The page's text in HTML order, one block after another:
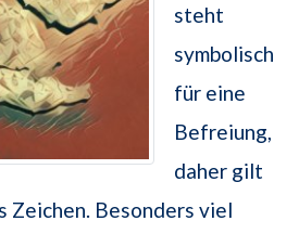
steht
symbolisch
für eine
Befreiung,
daher gilt
Zeichen. Besonders viel